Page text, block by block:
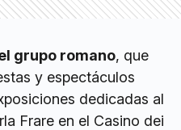
grupo romano, que
y espectáculos
dedicadas al
Frare en el Casino dei